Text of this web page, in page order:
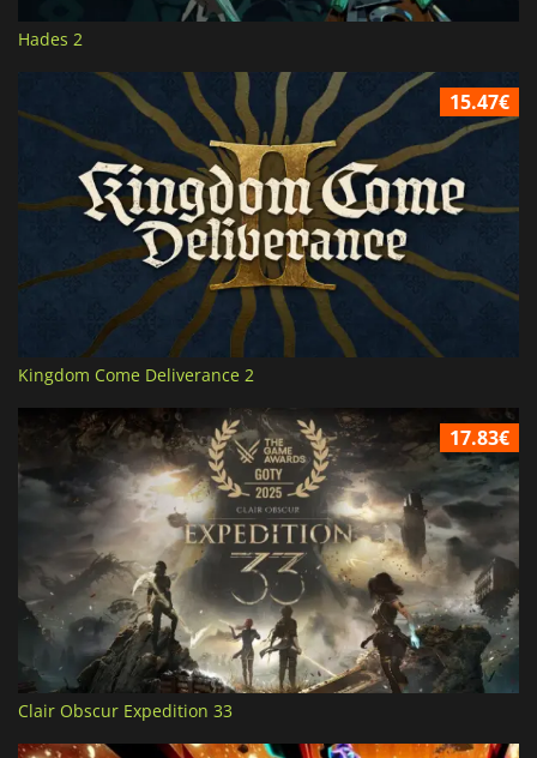
Hades 2
15.47€
Kingdom Come Deliverance 2
17.83€
Clair Obscur Expedition 33